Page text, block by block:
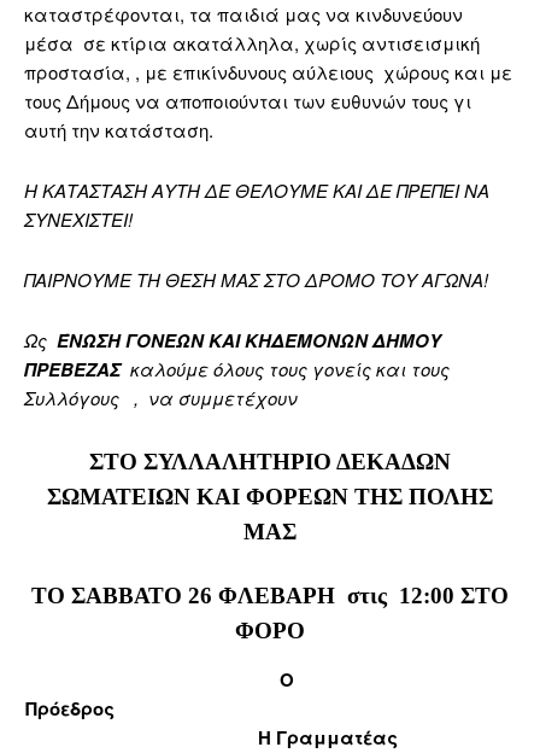
καταστρέφονται, τα παιδιά μας να κινδυνεύουν
μέσα σε κτίρια ακατάλληλα, χωρίς αντισεισμική
προστασία, , με επικίνδυνους αύλειους χώρους και με
τους Δήμους να αποποιούνται των ευθυνών τους γι
αυτή την κατάσταση.
Η ΚΑΤΑΣΤΑΣΗ ΑΥΤΗ ΔΕ ΘΕΛΟΥΜΕ ΚΑΙ ΔΕ ΠΡΕΠΕΙ ΝΑ
ΣΥΝΕΧΙΣΤΕΙ!
ΠΑΙΡΝΟΥΜΕ ΤΗ ΘΕΣΗ ΜΑΣ ΣΤΟ ΔΡΟΜΟ ΤΟΥ ΑΓΩΝΑ!
Ως ΈΝΩΣΗ ΓΟΝΕΩΝ ΚΑΙ ΚΗΔΕΜΟΝΩΝ ΔΗΜΟΥ
ΠΡΕΒΕΖΑΣκαλούμε όλους τους γονείς και τους
Συλλόγους , να συμμετέχουν
ΣΤΟ ΣΥΛΛΑΛΗΤΗΡΙΟ ΔΕΚΑΔΩΝ
ΣΩΜΑΤΕΙΩΝ ΚΑΙ ΦΟΡΕΩΝ ΤΗΣ ΠΟΛΗΣ
ΜΑΣ
ΤΟ ΣΑΒΒΑΤΟ 26 ΦΛΕΒΑΡΗ στις 12:00 ΣΤΟ
ΦΟΡΟ
Ο
Πρόεδρος
Η Γραμματέας